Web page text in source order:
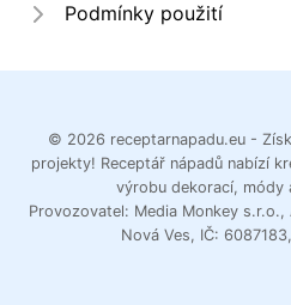
Podmínky použití
© 2026 receptarnapadu.eu -
projekty! Receptář nápadů nabízí
výrobu dekorací, módy
Provozovatel: Media Monkey
Nová Ves, IČ: